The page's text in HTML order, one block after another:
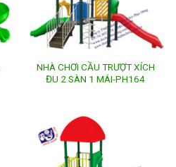
NHÀ CHƠI CẦU TRƯỢT XÍCH
ĐU 2 SÀN 1 MÁI-PH164